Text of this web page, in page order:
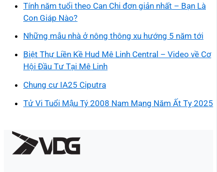
Tính năm tuổi theo Can Chi đơn giản nhất – Bạn Là
Con Giáp Nào?
Những mẫu nhà ở nông thông xu hướng 5 năm tới
Biệt Thự Liền Kề Hud Mê Linh Central – Video về Cơ
Hội Đầu Tư Tại Mê Linh
Chung cư IA25 Ciputra
Tử Vi Tuổi Mậu Tý 2008 Nam Mạng Năm Ất Tỵ 2025